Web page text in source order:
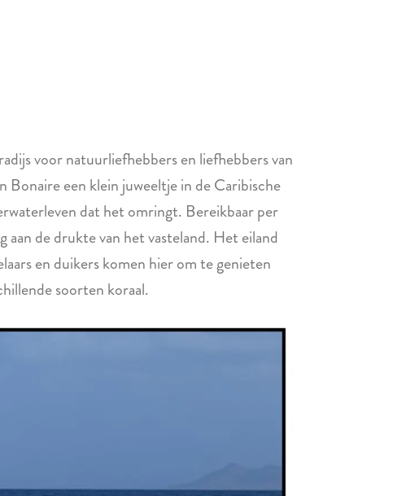
voor natuurliefhebbers en liefhebbers van
een klein juweeltje in de Caribische
dat het omringt. Bereikbaar per
de drukte van het vasteland. Het eiland
en duikers komen hier om te genieten
soorten koraal.